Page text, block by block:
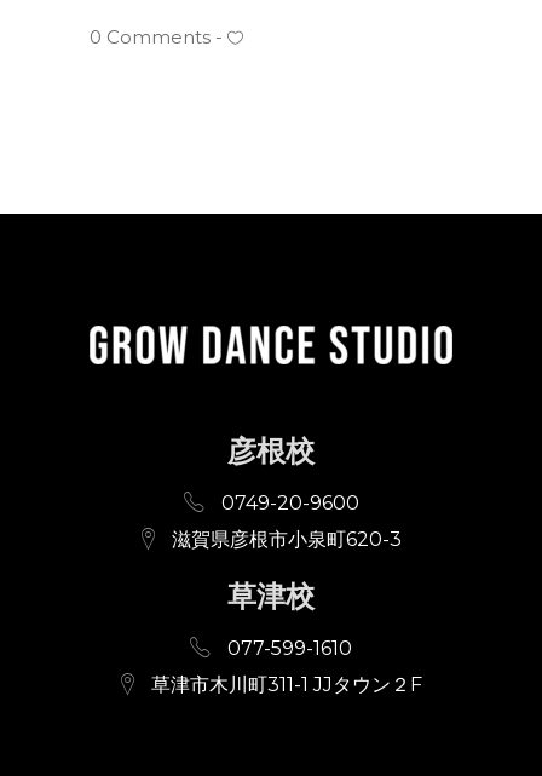
0 Comments
彦根校
0749-20-9600
滋賀県彦根市小泉町620-3
草津校
077-599-1610
草津市木川町311-1 JJタウン２F